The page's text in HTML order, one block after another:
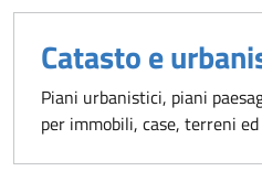
Catasto e
Piani urbanistici, piani
per immobili, case, terreni